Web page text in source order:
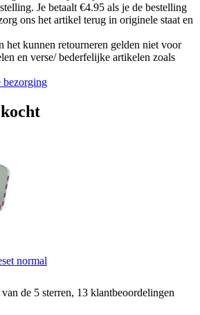
Je betaalt €4.95 als je de bestelling
ons het artikel terug in originele staat en
het kunnen retourneren gelden niet voor
en verse/ bederfelijke artikelen zoals
bezorging
normal
de 5 sterren, 13 klantbeoordelingen